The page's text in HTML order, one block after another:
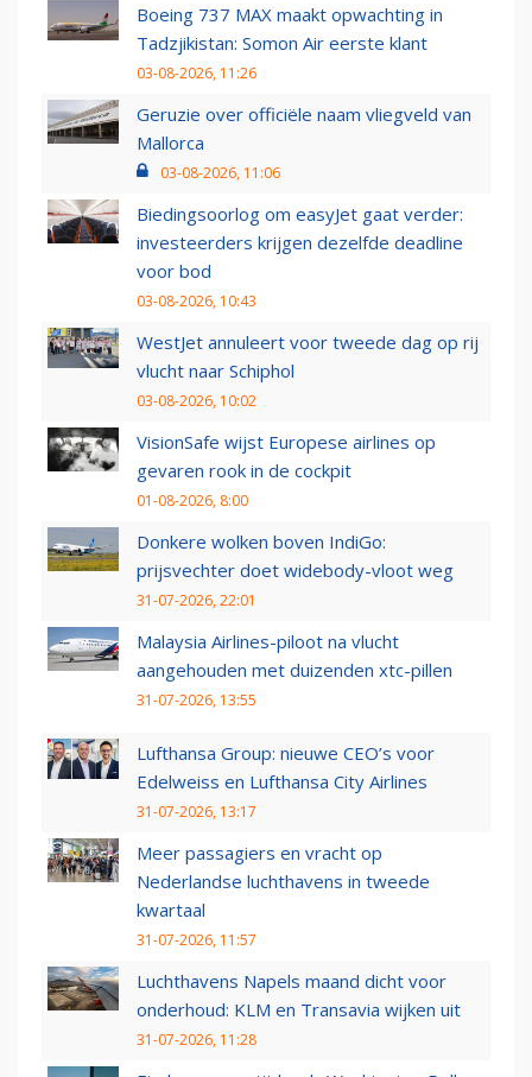
Boeing 737 MAX maakt opwachting in
Tadzjikistan: Somon Air eerste klant
03-08-2026, 11:26
Geruzie over officiële naam vliegveld van
Mallorca
03-08-2026, 11:06
Biedingsoorlog om easyJet gaat verder:
investeerders krijgen dezelfde deadline
voor bod
03-08-2026, 10:43
WestJet annuleert voor tweede dag op rij
vlucht naar Schiphol
03-08-2026, 10:02
VisionSafe wijst Europese airlines op
gevaren rook in de cockpit
01-08-2026, 8:00
Donkere wolken boven IndiGo:
prijsvechter doet widebody-vloot weg
31-07-2026, 22:01
Malaysia Airlines-piloot na vlucht
aangehouden met duizenden xtc-pillen
31-07-2026, 13:55
Lufthansa Group: nieuwe CEO’s voor
Edelweiss en Lufthansa City Airlines
31-07-2026, 13:17
Meer passagiers en vracht op
Nederlandse luchthavens in tweede
kwartaal
31-07-2026, 11:57
Luchthavens Napels maand dicht voor
onderhoud: KLM en Transavia wijken uit
31-07-2026, 11:28